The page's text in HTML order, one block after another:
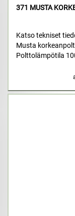
371 MUSTA
Katso tekniset
Musta
Polttolämpötila